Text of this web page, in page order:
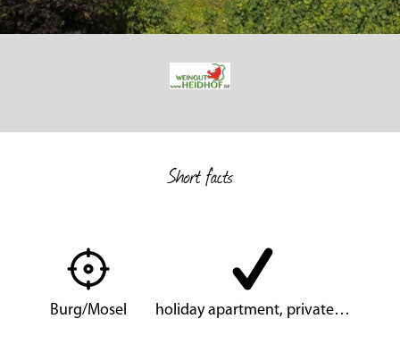
Short facts
Burg/Mosel holiday apartment, private…